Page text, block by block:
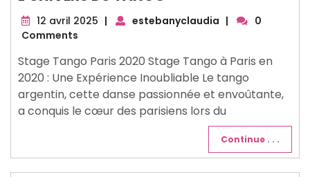
12 avril 2025 12| estebanyclaudia |
0
Comments
Stage Tango Paris 2020 Stage Tango à Paris en
2020 : Une Expérience Inoubliable Le tango
argentin, cette danse passionnée et envoûtante,
a conquis le cœur des parisiens lors du
Continue . . .